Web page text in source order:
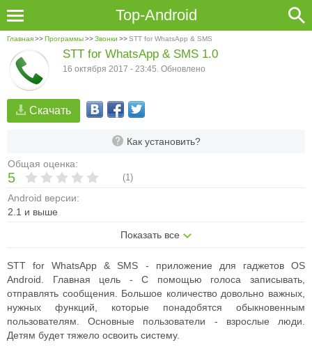
Top-Android
Главная>>Программы>>Звонки >>STT for WhatsApp & SMS
Скачать
Как установить?
Общая оценка:
5 (1)
Android версии:
2.1 и выше
Показать все
STT for WhatsApp & SMS 1.0
16 октября 2017 - 23:45. Обновлено
STT for WhatsApp & SMS - приложение для гаджетов OS
Android. Главная цель - С помощью голоса записывать,
отправлять сообщения. Большое количество довольно важных,
нужных функций, которые понадобятся обыкновенным
пользователям.Основные пользователи - взрослые люди.
Детям будет тяжело освоить систему.